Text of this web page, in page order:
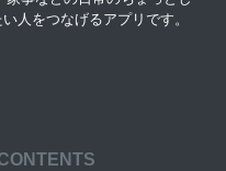
人をつなげるアプリです。